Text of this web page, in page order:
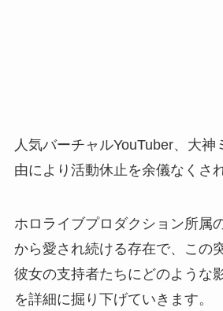
人気バーチャルYouTuber、大神
由により活動休止を余儀なくさ
ホロライブプロダクション所属
から愛され続ける存在で、この
彼女の支持者たちにどのような
を詳細に掘り下げていきます。